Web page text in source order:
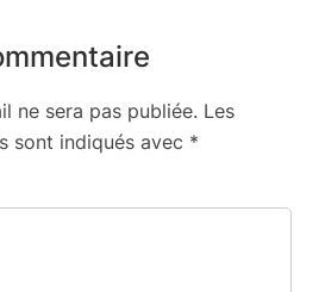
ne sera pas publiée. Les
sont indiqués avec *